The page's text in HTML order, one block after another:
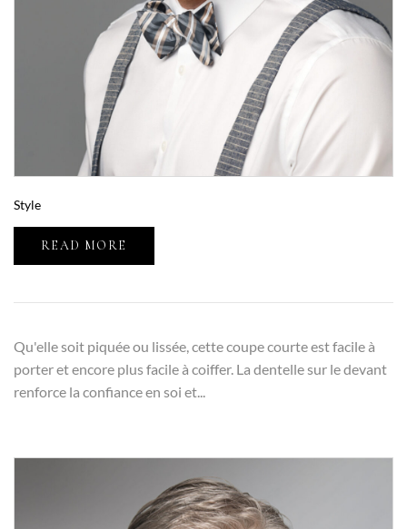
Style
READ MORE
Qu'elle soit piquée ou lissée, cette coupe courte est facile à
porter et encore plus facile à coiffer. La dentelle sur le devant
renforce la confiance en soi et...